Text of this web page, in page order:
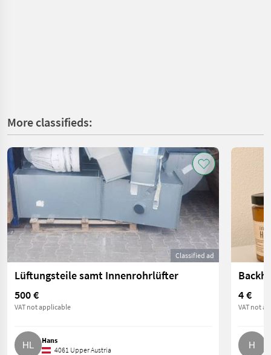
More classifieds:
Classified ad
Lüftungsteile samt Innenrohrlüfter
500 €
VAT not applicable
Hans
4061 Upper Austria
4 €
VAT not